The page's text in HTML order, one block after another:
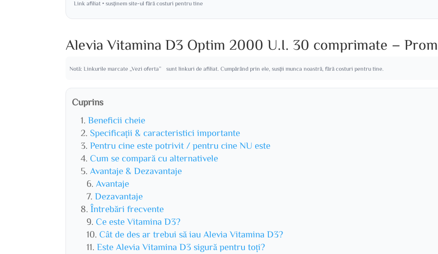
Link afiliat • susținem site-ul fără costuri pentru tine
Alevia Vitamina D3 Optim 2000 U.I. 30 comprimate –
Notă: Linkurile marcate „Vezi oferta” sunt linkuri de afiliat. Cumpărând prin ele, susții munca noastră, fără costuri pentru tine.
Cuprins
Beneficii cheie
Specificații & caracteristici importante
Pentru cine este potrivit / pentru cine NU este
Cum se compară cu alternativele
Avantaje & Dezavantaje
Avantaje
Dezavantaje
Întrebări frecvente
Ce este Vitamina D3?
Cât de des ar trebui să iau Alevia Vitamina D3?
Este Alevia Vitamina D3 sigură pentru toți?